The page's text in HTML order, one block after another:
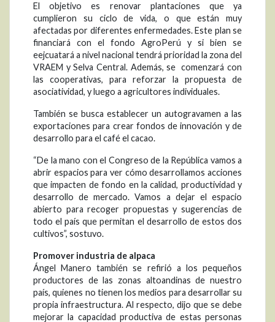
El objetivo es renovar plantaciones que ya
cumplieron su ciclo de vida, o que están muy
afectadas por diferentes enfermedades. Este plan se
financiará con el fondo AgroPerú y si bien se
eejcuatará a nivel nacional tendrá prioridad la zona del
VRAEM y Selva Central. Además, se comenzará con
las cooperativas, para reforzar la propuesta de
asociatividad, y luego a agricultores individuales.
También se busca establecer un autogravamen a las
exportaciones para crear fondos de innovación y de
desarrollo para el café el cacao.
“De la mano con el Congreso de la República vamos a
abrir espacios para ver cómo desarrollamos acciones
que impacten de fondo en la calidad, productividad y
desarrollo de mercado. Vamos a dejar el espacio
abierto para recoger propuestas y sugerencias de
todo el país que permitan el desarrollo de estos dos
cultivos”, sostuvo.
Promover industria de alpaca
Ángel Manero también se refirió a los pequeños
productores de las zonas altoandinas de nuestro
país, quienes no tienen los medios para desarrollar su
propia infraestructura. Al respecto, dijo que se debe
mejorar la capacidad productiva de estas personas